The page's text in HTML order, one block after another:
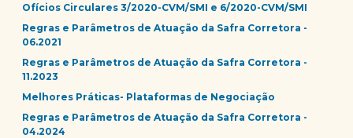
Ofícios Circulares 3/2020-CVM/SMI e 6/2020-CVM/SMI
Regras e Parâmetros de Atuação da Safra Corretora -
06.2021
Regras e Parâmetros de Atuação da Safra Corretora -
11.2023
Melhores Práticas- Plataformas de Negociação
Regras e Parâmetros de Atuação da Safra Corretora -
04.2024